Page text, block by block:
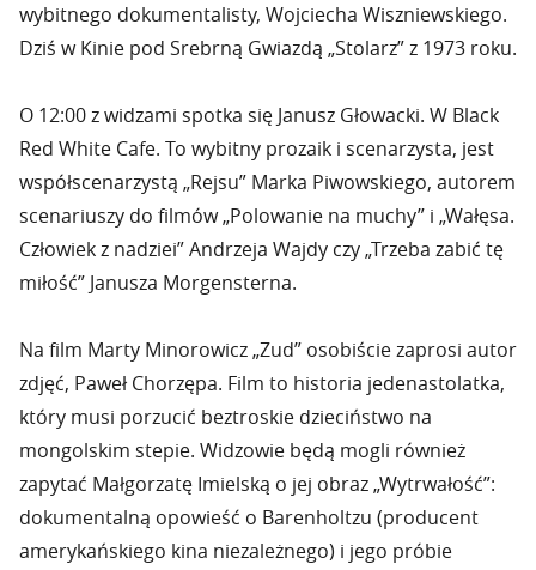
wybitnego dokumentalisty, Wojciecha Wiszniewskiego.
Dziś w Kinie pod Srebrną Gwiazdą „Stolarz” z 1973 roku.
O 12:00 z widzami spotka się Janusz Głowacki. W Black
Red White Cafe. To wybitny prozaik i scenarzysta, jest
współscenarzystą „Rejsu” Marka Piwowskiego, autorem
scenariuszy do filmów „Polowanie na muchy” i „Wałęsa.
Człowiek z nadziei” Andrzeja Wajdy czy „Trzeba zabić tę
miłość” Janusza Morgensterna.
Na film Marty Minorowicz „Zud” osobiście zaprosi autor
zdjęć, Paweł Chorzępa. Film to historia jedenastolatka,
który musi porzucić beztroskie dzieciństwo na
mongolskim stepie. Widzowie będą mogli również
zapytać Małgorzatę Imielską o jej obraz „Wytrwałość”:
dokumentalną opowieść o Barenholtzu (producent
amerykańskiego kina niezależnego) i jego próbie